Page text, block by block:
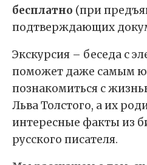
бесплатно (при
подтверждающих
Экскурсия – беседа с
поможет даже самым
познакомиться с
Льва Толстого, а их
интересные факты из
русского писателя.